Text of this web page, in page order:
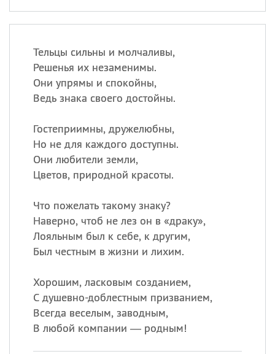
Тельцы сильны и молчаливы,
Решенья их незаменимы.
Они упрямы и спокойны,
Ведь знака своего достойны.
Гостеприимны, дружелюбны,
Но не для каждого доступны.
Они любители земли,
Цветов, природной красоты.
Что пожелать такому знаку?
Наверно, чтоб не лез он в «драку»,
Лояльным был к себе, к другим,
Был честным в жизни и лихим.
Хорошим, ласковым созданием,
С душевно-доблестным призванием,
Всегда веселым, заводным,
В любой компании — родным!